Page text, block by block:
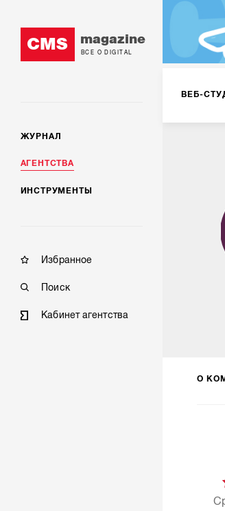
CMS magazine
ВСЕ О DIGITAL
ЖУРНАЛ
АГЕНТСТВА
ИНСТРУМЕНТЫ
Избранное
Поиск
Кабинет агентства
ВЕБ-
О